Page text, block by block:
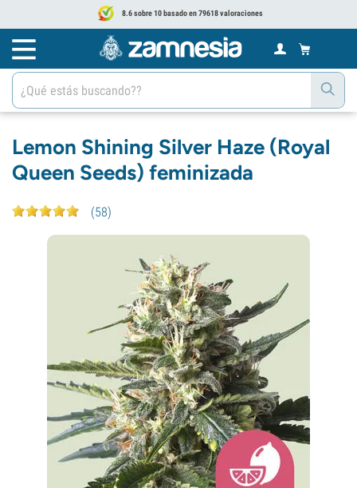
8.6 sobre 10 basado en 79618 valoraciones
Lemon Shining Silver Haze (Royal
Queen Seeds) feminizada
(58)